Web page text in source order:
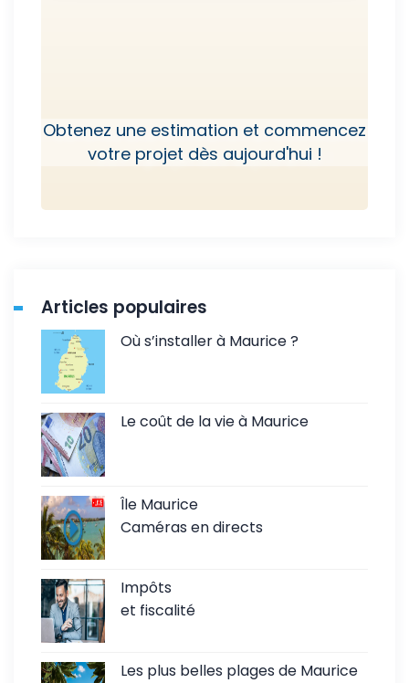
Obtenez une estimation et commencez
votre projet dès aujourd'hui !
Articles populaires
Où s’installer à Maurice ?
Le coût de la vie à Maurice
Île Maurice
Caméras en directs
Impôts
et fiscalité
Les plus belles plages de Maurice